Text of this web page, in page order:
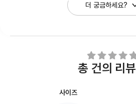
더 궁금하세요?
총 건의 리뷰
사이즈